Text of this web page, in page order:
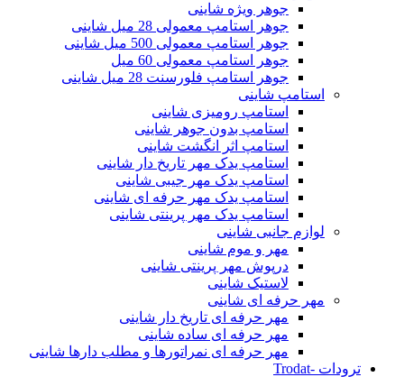
جوهر ویژه شاینی
جوهر استامپ معمولی 28 میل شاینی
جوهر استامپ معمولی 500 میل شاینی
جوهر استامپ معمولی 60 میل
جوهر استامپ فلورسنت 28 میل شاینی
استامپ شاینی
استامپ رومیزی شاینی
استامپ بدون جوهر شاینی
استامپ اثر انگشت شاینی
استامپ یدک مهر تاریخ دار شاینی
استامپ یدک مهر جیبی شاینی
استامپ یدک مهر حرفه ای شاینی
استامپ یدک مهر پرینتی شاینی
لوازم جانبی شاینی
مهر و موم شاینی
درپوش مهر پرینتی شاینی
لاستیک شاینی
مهر حرفه ای شاینی
مهر حرفه ای تاریخ دار شاینی
مهر حرفه ای ساده شاینی
مهر حرفه ای نمراتورها و مطلب دارها شاینی
ترودات -Trodat